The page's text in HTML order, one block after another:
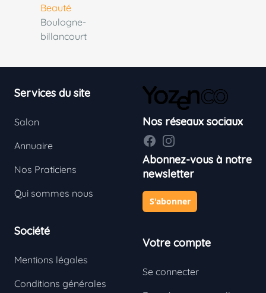
Beauté
Boulogne-
billancourt
Services du site
Salon
Annuaire
Nos Praticiens
Qui sommes nous
Société
Mentions légales
Conditions générales
Nos réseaux sociaux
FacebookInstagram
Abonnez-vous à notre
newsletter
S'abonner
Votre compte
Se connecter